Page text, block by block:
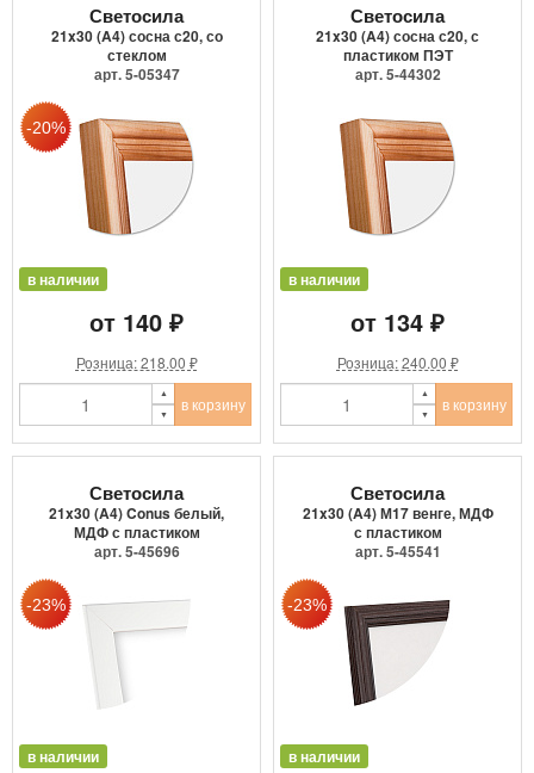
Светосила
21x30 (A4) сосна с20, со
стеклом
арт. 5-05347
в наличии
от 140 ₽
Розница: 218.00 ₽
в корзину
Светосила
21x30 (A4) сосна с20, с
пластиком ПЭТ
арт. 5-44302
в наличии
от 134 ₽
Розница: 240.00 ₽
в корзину
Светосила
21x30 (A4) Conus белый,
МДФ с пластиком
арт. 5-45696
в наличии
Светосила
21x30 (A4) М17 венге, МДФ
с пластиком
арт. 5-45541
в наличии